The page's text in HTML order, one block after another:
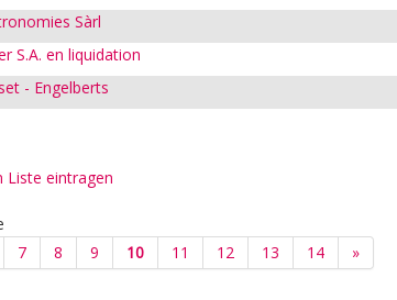
Sàrl
S.A. en liquidation
- Engelberts
Liste eintragen
7 8 9 10 11 12 13 14 »